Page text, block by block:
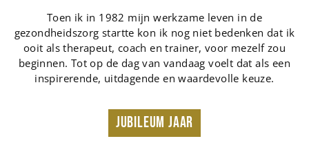
Toen ik in 1982 mijn werkzame leven in de
gezondheidszorg startte kon ik nog niet bedenken dat ik
ooit als therapeut, coach en trainer, voor mezelf zou
beginnen. Tot op de dag van vandaag voelt dat als een
inspirerende, uitdagende en waardevolle keuze.
Jubileum jaar